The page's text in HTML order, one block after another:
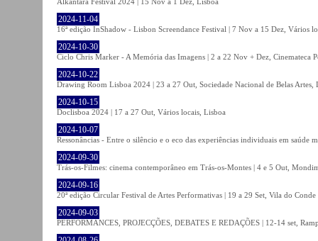
2024-11-04
16ª edição InShadow - Lisbon Screendance Festival | 7 Nov a 15 Dez, Vários
2024-10-30
Ciclo Chris Marker - A Memória das Imagens | 2 a 22 Nov + Dez, Cinemateca
2024-10-22
Drawing Room Lisboa 2024 | 23 a 27 Out, Sociedade Nacional de Belas Artes,
2024-10-15
Doclisboa 2024 | 17 a 27 Out, Vários locais, Lisboa
2024-10-07
Ressonâncias - Entre o silêncio e o eco das experiências individuais em
2024-09-30
Trás-os-Filmes: cinema contemporâneo em Trás-os-Montes | 4 e 5 Out,
2024-09-16
20ª edição Circular Festival de Artes Performativas | 19 a 29 Set, Vila do Conde
2024-09-03
PERFORMANCES, PROJECÇÕES, DEBATES E REDAÇÕES | 12-14 set,